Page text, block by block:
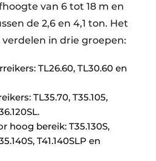
van 6 tot 18 m en
de 2,6 en 4,1 ton. Het
in drie groepen:
TL26.60, TL30.60 en
TL35.70, T35.105,
hoog bereik: T35.130S,
T41.140SLP en